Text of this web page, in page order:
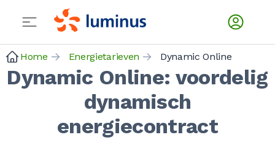
Home Energietarieven Dynamic Online
Dynamic Online: voordelig
dynamisch
energiecontract